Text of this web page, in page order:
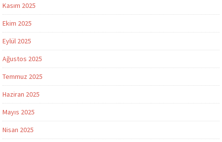
Kasım 2025
Ekim 2025
Eylül 2025
Ağustos 2025
Temmuz 2025
Haziran 2025
Mayıs 2025
Nisan 2025